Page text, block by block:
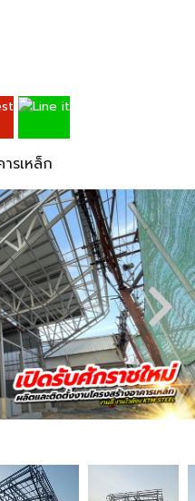
รเหล็ก